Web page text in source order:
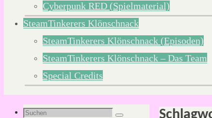
Cyberpunk RED (Spielmaterial)
SteamTinkerers Klönschnack
SteamTinkerers Klönschnack (Episoden)
SteamTinkerers Klönschnack – Das Team
Special Credits
Suchen